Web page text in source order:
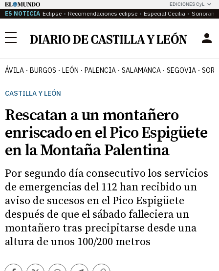
EDICIONES CyL
ES NOTICIA Eclipse Recomendaciones eclipse Especial Cecilia
Menú
ÁVILA BURGOS LEÓN PALENCIA SALAMANCA SEGOVIA
CASTILLA Y LEÓN
Rescatan a un montañero
enriscado en el Pico Espigüete
en la Montaña Palentina
Por segundo día consecutivo los servicios
de emergencias del 112 han recibido un
aviso de sucesos en el Pico Espigüete
después de que el sábado falleciera un
montañero tras precipitarse desde una
altura de unos 100/200 metros